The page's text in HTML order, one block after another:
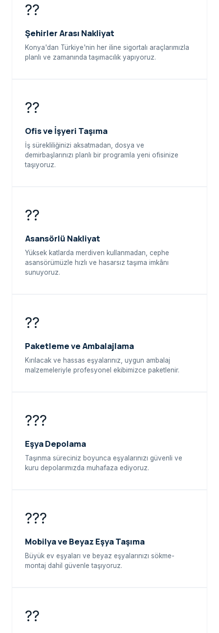
??
Şehirler Arası Nakliyat
Konya'dan Türkiye'nin her iline sigortalı araçlarımızla
planlı ve zamanında taşımacılık yapıyoruz.
??
Ofis ve İşyeri Taşıma
İş sürekliliğinizi aksatmadan, dosya ve
demirbaşlarınızı planlı bir programla yeni ofisinize
taşıyoruz.
??
Asansörlü Nakliyat
Yüksek katlarda merdiven kullanmadan, cephe
asansörümüzle hızlı ve hasarsız taşıma imkânı
sunuyoruz.
??
Paketleme ve Ambalajlama
Kırılacak ve hassas eşyalarınız, uygun ambalaj
malzemeleriyle profesyonel ekibimizce paketlenir.
???
Eşya Depolama
Taşınma süreciniz boyunca eşyalarınızı güvenli ve
kuru depolarımızda muhafaza ediyoruz.
???
Mobilya ve Beyaz Eşya Taşıma
Büyük ev eşyaları ve beyaz eşyalarınızı sökme-
montaj dahil güvenle taşıyoruz.
??